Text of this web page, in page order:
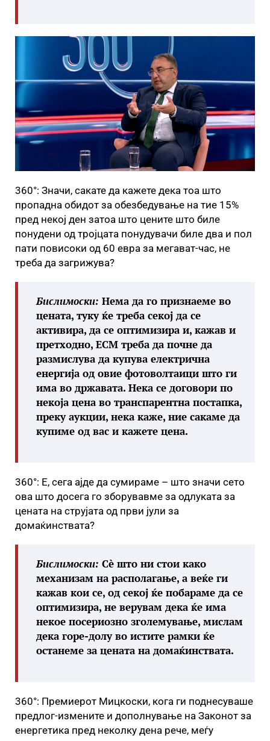
360°: Значи, сакате да кажете дека тоа што
пропадна обидот за обезбедување на тие 15%
пред некој ден затоа што цените што биле
понудени од тројцата понудувачи биле два и пол
пати повисоки од 60 евра за мегават-час, не
треба да загрижува?
Бислимоски: Нема да го признаеме во
цената, туку ќе треба секој да се
активира, да се оптимизира и, кажав и
претходно, ЕСМ треба да почне да
размислува да купува електрична
енергија од овие фотоволтаици што ги
има во државата. Нека се договори по
некоја цена во транспарентна постапка,
преку аукции, нека каже, ние сакаме да
купиме од вас и кажете цена.
360°: Е, сега ајде да сумираме – што значи сето
ова што досега го зборувавме за одлуката за
цената на струјата од први јули за
домаќинствата?
Бислимоски: Сè што ни стои како
механизам на располагање, а веќе ги
кажав кои се, од секој ќе побараме да се
оптимизира, не верувам дека ќе има
некое посериозно зголемување, мислам
дека горе-долу во истите рамки ќе
останеме за цената на домаќинствата.
360°: Премиерот Мицкоски, кога ги поднесуваше
предлог-измените и дополнување на Законот за
енергетика пред неколку дена рече, меѓу